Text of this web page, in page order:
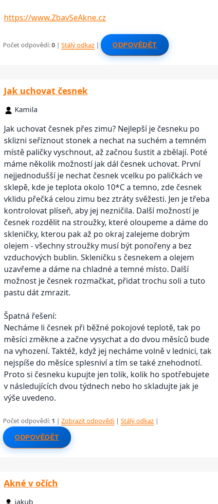
https://www.ZbavSeAkne.cz
Počet odpovědí:0 |Stálý odkaz | ODPOVĚDĚT
Jak uchovat česnek
Kamila
Jak uchovat česnek přes zimu? Nejlepší je česneku po
sklizni seříznout stonek a nechat na suchém a temném
místě paličky vyschnout, až začnou šustit a zbělají. Poté
máme několik možností jak dál česnek uchovat. První
nejjednodušší je nechat česnek vcelku po paličkách ve
sklepě, kde je teplota okolo 10*C a temno, zde česnek
vklidu přečká celou zimu bez ztráty svěžesti. Jen je třeba
kontrolovat plíseň, aby jej nezničila. Další možností je
česnek rozdělit na stroužky, které oloupeme a dáme do
skleničky, kterou pak až po okraj zalejeme dobrým
olejem - všechny stroužky musí být ponořeny a bez
vzduchových bublin. Skleničku s česnekem a olejem
uzavřeme a dáme na chladné a temné místo. Další
možnost je česnek rozmačkat, přidat trochu soli a tuto
pastu dát zmrazit.
Špatná řešení:
Necháme li česnek při běžné pokojové teplotě, tak po
měsíci změkne a začne vysychat a do dvou měsíců bude
na vyhození. Taktéž, když jej necháme volně v lednici, tak
nejspíše do měsíce splesniví a tím se také znehodnotí.
Proto si česneku kupujte jen tolik, kolik ho spotřebujete
v následujících dvou týdnech nebo ho skladujte jak je
výše uvedeno.
Počet odpovědí: 1 |Zobrazit odpovědi |Stálý odkaz |
ODPOVĚDĚT
Akné v očích
jakub